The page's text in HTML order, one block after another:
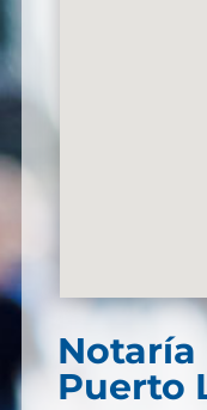
Notaría
Puerto